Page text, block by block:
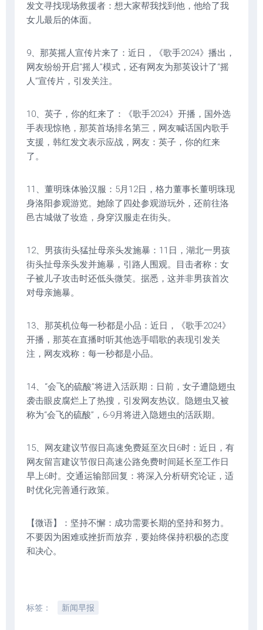
发文寻找现场救援者：想大家帮我找到他，他给了我
女儿最后的体面。
9、那英摇人宣传片来了：近日，《歌手2024》播出，
网友纷纷开启“摇人”模式，还有网友为那英设计了“摇
人”宣传片，引发关注。
10、英子，你的红来了：《歌手2024》开播，国外选
手表现惊艳，那英首场排名第三，网友喊话国内歌手
支援，韩红发文表示应战，网友：英子，你的红来
了。
11、董明珠体验汉服：5月12日，格力董事长董明珠现
身洛阳参观游览。她除了四处参观游玩外，还前往洛
邑古城做了妆造，身穿汉服走在街头。
12、男孩街头猛扯母亲头发施暴：11日，湖北一男孩
街头扯母亲头发并施暴，引路人围观。目击者称：女
子被儿子攻击时还低头微笑。据悉，这并非男孩首次
对母亲施暴。
13、那英机位每一秒都是小品：近日，《歌手2024》
开播，那英在直播时听其他选手唱歌的表现引发关
注，网友戏称：每一秒都是小品。
14、“会飞的硫酸”将进入活跃期：日前，女子遭隐翅虫
袭击眼皮腐烂上了热搜，引发网友热议。隐翅虫又被
称为“会飞的硫酸”，6-9月将进入隐翅虫的活跃期。
15、网友建议节假日高速免费延至次日6时：近日，有
网友留言建议节假日高速公路免费时间延长至工作日
早上6时。交通运输部回复：将深入分析研究论证，适
时优化完善通行政策。
【微语】：坚持不懈：成功需要长期的坚持和努力。
不要因为困难或挫折而放弃，要始终保持积极的态度
和决心。
标签： 新闻早报